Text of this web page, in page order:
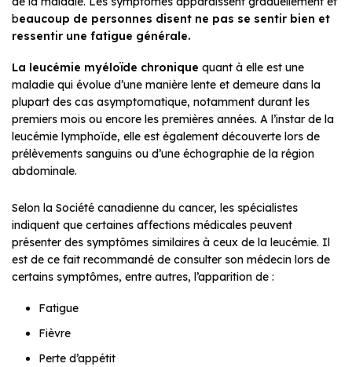
beaucoup de personnes disent ne pas se sentir bien et
ressentir une fatigue générale.
La leucémie myéloïde chronique quant à elle est une
maladie qui évolue d’une manière lente et demeure dans la
plupart des cas asymptomatique, notamment durant les
premiers mois ou encore les premières années. A l’instar de la
leucémie lymphoïde, elle est également découverte lors de
prélèvements sanguins ou d’une échographie de la région
abdominale.
Selon la Société canadienne du cancer, les spécialistes
indiquent que certaines affections médicales peuvent
présenter des symptômes similaires à ceux de la leucémie. Il
est de ce fait recommandé de consulter son médecin lors de
certains symptômes, entre autres, l’apparition de :
Fatigue
Fièvre
Perte d’appétit